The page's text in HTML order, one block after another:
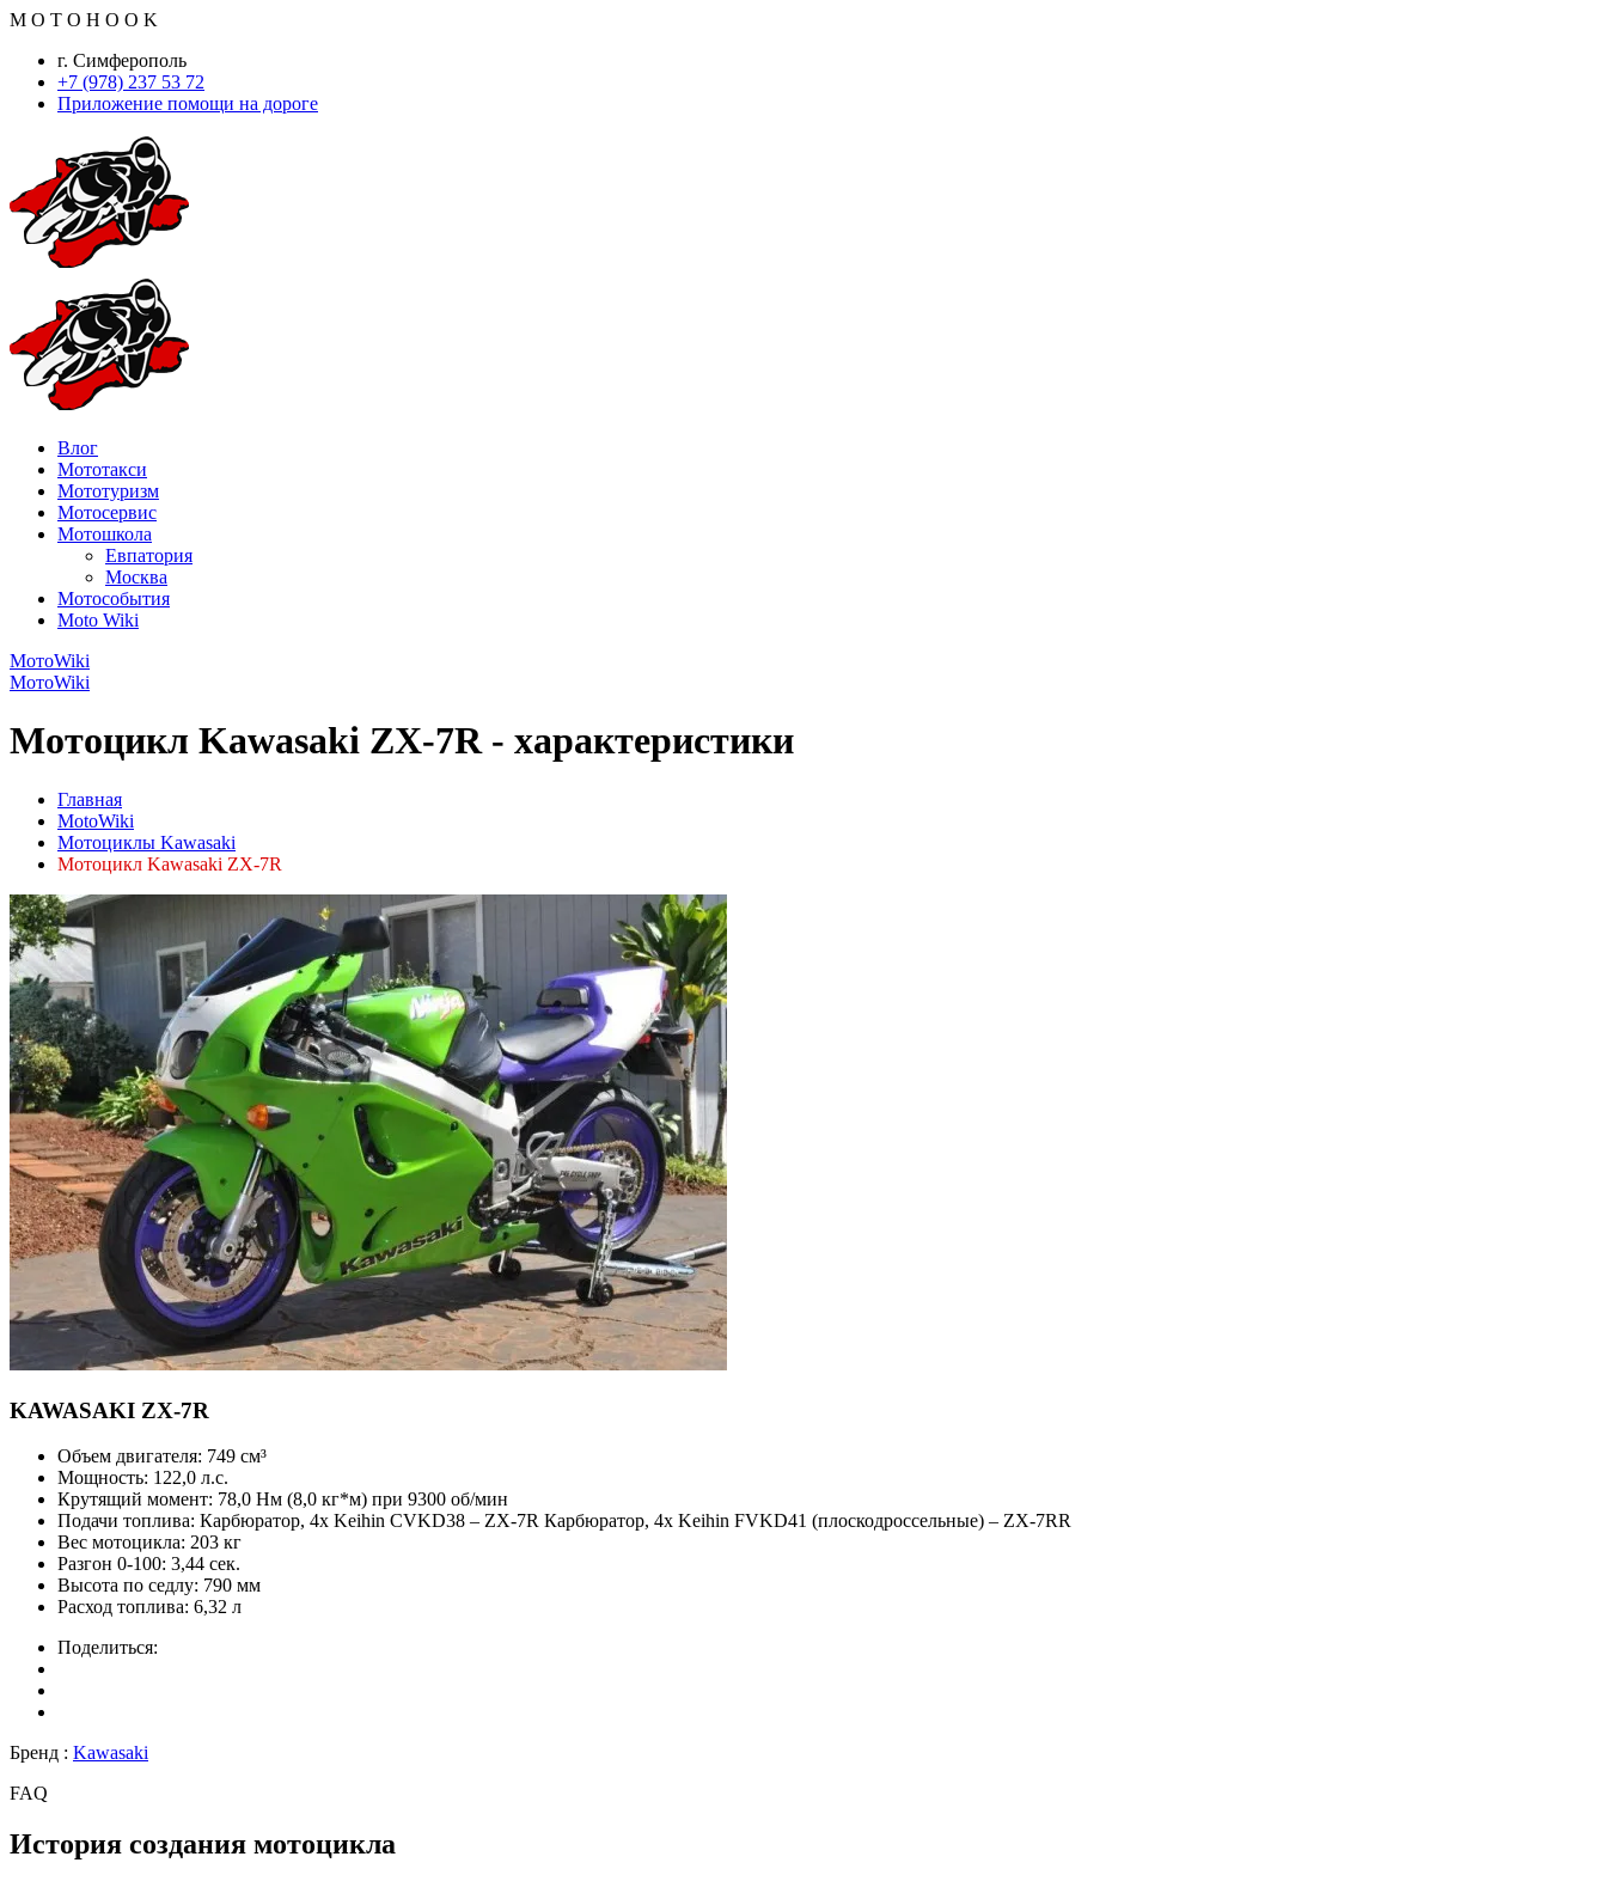
M O T O H O O K
г. Симферополь
+7 (978) 237 53 72
Приложение помощи на дороге
Влог
Мототакси
Мототуризм
Мотосервис
Мотошкола
Евпатория
Москва
Мотособытия
Moto Wiki
МотоWiki
МотоWiki
Мотоцикл Kawasaki ZX-7R - характеристики
Главная
MotoWiki
Мотоциклы Kawasaki
Мотоцикл Kawasaki ZX-7R
KAWASAKI ZX-7R
Объем двигателя: 749 см³
Мощность: 122,0 л.с.
Крутящий момент: 78,0 Нм (8,0 кг*м) при 9300 об/мин
Подачи топлива: Карбюратор, 4x Keihin CVKD38 – ZX-7R Карбюратор, 4x Keihin FVKD41 (плоскодроссельные) – ZX-7RR
Вес мотоцикла: 203 кг
Разгон 0-100: 3,44 сек.
Высота по седлу: 790 мм
Расход топлива: 6,32 л
Поделиться:
Бренд : Kawasaki
FAQ
История создания мотоцикла